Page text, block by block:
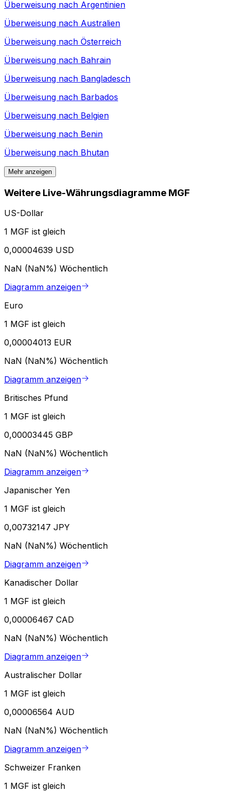
Überweisung nach Argentinien
Überweisung nach Australien
Überweisung nach Österreich
Überweisung nach Bahrain
Überweisung nach Bangladesch
Überweisung nach Barbados
Überweisung nach Belgien
Überweisung nach Benin
Überweisung nach Bhutan
Mehr anzeigen
Weitere Live-Währungsdiagramme MGF
US-Dollar
1 MGF ist gleich
0,00004639 USD
NaN (NaN%) Wöchentlich
Diagramm anzeigen
Euro
1 MGF ist gleich
0,00004013 EUR
NaN (NaN%) Wöchentlich
Diagramm anzeigen
Britisches Pfund
1 MGF ist gleich
0,00003445 GBP
NaN (NaN%) Wöchentlich
Diagramm anzeigen
Japanischer Yen
1 MGF ist gleich
0,00732147 JPY
NaN (NaN%) Wöchentlich
Diagramm anzeigen
Kanadischer Dollar
1 MGF ist gleich
0,00006467 CAD
NaN (NaN%) Wöchentlich
Diagramm anzeigen
Australischer Dollar
1 MGF ist gleich
0,00006564 AUD
NaN (NaN%) Wöchentlich
Diagramm anzeigen
Schweizer Franken
1 MGF ist gleich